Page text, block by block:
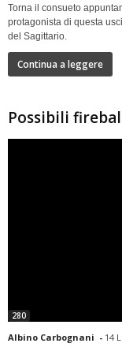
Torna il consueto
protagonista di questa
del Sagittario.
Continua a leggere
Possibili
280
Albino Carbognani - 14